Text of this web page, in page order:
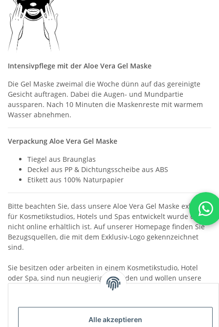
Alle akzeptieren
Intensivpflege mit der Aloe Vera Gel Maske
Die Gel Maske zweimal die Woche dünn auf das gereinigte
Gesicht auftragen. Dabei die Augen- und Mundpartie
aussparen. Nach 10 Minuten die Maskenreste mit warmem
Wasser abnehmen.
Verpackung Aloe Vera Gel Maske
Tiegel aus Braunglas
Deckel aus PP & Dichtungsscheibe aus ABS
Etikett aus 100% Naturpapier
Bitte beachten Sie, dass unsere Aloe Vera Gel Maske exklusiv
für Kosmetikstudios, Hotels und Spas entwickelt wurde und
nicht online erhältlich ist. Auf unserer Homepage finden Sie
Bezugsquellen, die mit dem Exklusiv-Logo gekennzeichnet
sind.
Sie besitzen oder arbeiten in einem Kosmetikstudio, Hotel
oder Spa, sind nun neugierig geworden und wollen unsere
Kontakt:info@cmd-natur.de